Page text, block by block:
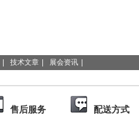
技术文章 展会资讯
售后服务 配送方式